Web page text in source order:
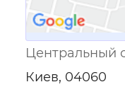
Центральный
Киев, 04060